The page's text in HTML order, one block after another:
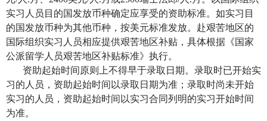
实习人员目的国发放币种确定应享受的资助标准。如实习目
的国发放币种为其他币种，按美元标准发放。赴艰苦地区的
国际组织实习人员相应提供艰苦地区补贴，具体根据《国家
公派留学人员艰苦地区补贴标准》执行。
资助起始时间原则上不得早于录取日期。录取时已开始实
习的人员，资助起始时间以录取日期为准；录取时尚未开始
实习的人员，资助起始时间以实习合同列明的实习开始时间
为准。